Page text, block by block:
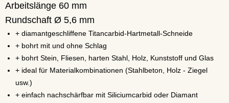
Arbeitslänge 60 mm
Rundschaft Ø 5,6 mm
+ diamantgeschliffene Titancarbid-Hartmetall-Schneide
+ bohrt mit und ohne Schlag
+ bohrt Stein, Fliesen, harten Stahl, Holz, Kunststoff und Glas
+ ideal für Materialkombinationen (Stahlbeton, Holz - Ziegel
usw.)
+ einfach nachschärfbar mit Siliciumcarbid oder Diamant